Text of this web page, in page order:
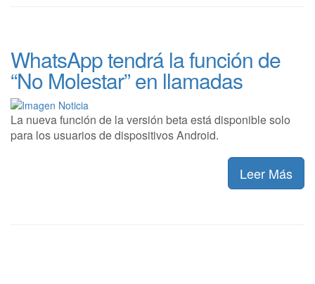
WhatsApp tendrá la función de
“No Molestar” en llamadas
La nueva función de la versión beta está disponible solo
para los usuarios de dispositivos Android.
Leer Más